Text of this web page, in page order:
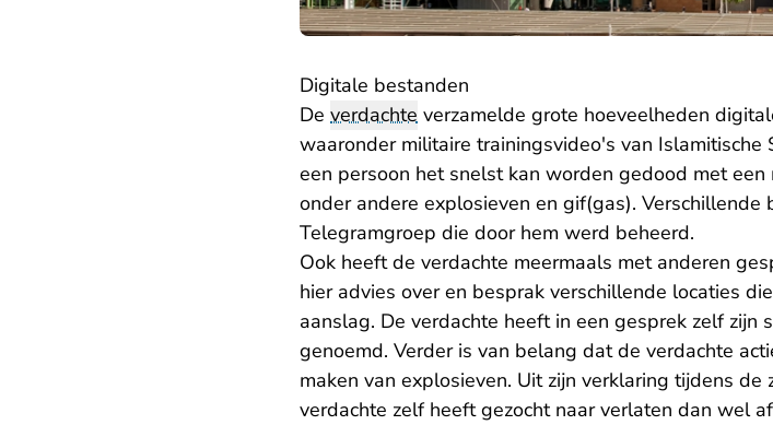
Digitale bestanden
De verdachte verzamelde grote hoeveelheden
waaronder militaire trainingsvideo's van
een persoon het snelst kan worden gedood met
onder andere explosieven en gif(gas).
Telegramgroep die door hem werd beheerd.
Ook heeft de verdachte meermaals met anderen
hier advies over en besprak verschillende locaties
aanslag. De verdachte heeft in een gesprek zelf zijn
genoemd. Verder is van belang dat de verdachte
maken van explosieven. Uit zijn verklaring tijdens
verdachte zelf heeft gezocht naar verlaten dan wel